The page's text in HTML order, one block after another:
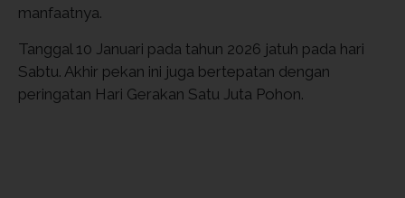
manfaatnya.
Tanggal 10 Januari pada tahun 2026 jatuh pada hari
Sabtu. Akhir pekan ini juga bertepatan dengan
peringatan Hari Gerakan Satu Juta Pohon.